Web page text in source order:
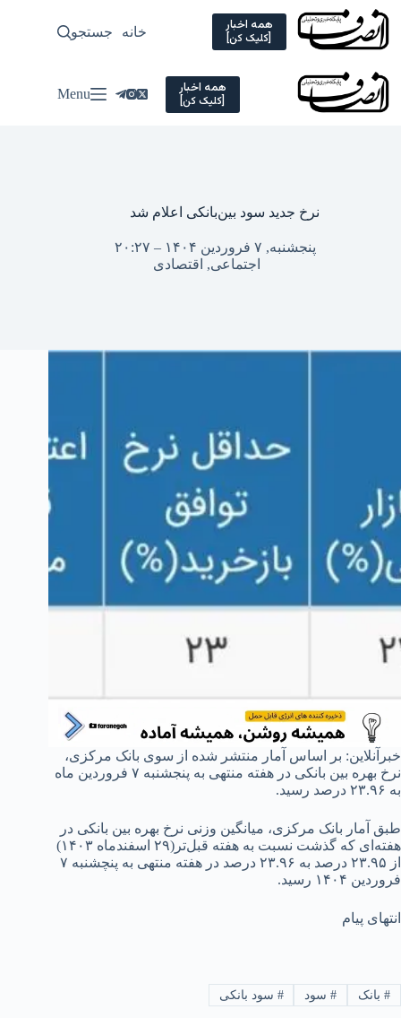
Skip
content
همه اخبار
[کلیک کن] خانه سیاسی
جستجو
همه اخبار
[کلیک کن] Menu
نرخ جدید سود بین‌بانکی اعلام شد
پنجشنبه, ۷ فروردین ۱۴۰۴ – ۲۰:۲۷
اجتماعی, اقتصادی
خبرآنلاین: بر اساس آمار منتشر شده از سوی بانک مرکزی،
نرخ بهره بین بانکی در هفته منتهی به پنجشنبه ۷ فروردین ماه
به ۲۳.۹۶ درصد رسید.
طبق آمار بانک مرکزی، میانگین وزنی نرخ بهره بین بانکی در
هفته‌ای که گذشت نسبت به هفته قبل‌تر(۲۹ اسفندماه ۱۴۰۳)
از ۲۳.۹۵ درصد به ۲۳.۹۶ درصد در هفته منتهی به پنچشنبه ۷
فروردین ۱۴۰۴ رسید.
انتهای پیام
#بانک #سود # سود بانکی